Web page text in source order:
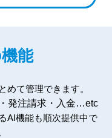
能
めて管理できます。
発注請求・入金…etc
AI機能も順次提供中で